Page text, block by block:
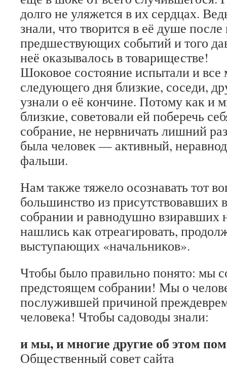
долго не уляжется в их сердцах.
знали, что творится в её душе после
предшествующих событий и того
неё оказывалось в товариществе!
Шоковое состояние испытали и все
следующего дня близкие, соседи,
узнали о её кончине. Потому как и
близкие, советовали ей поберечь
собрание, не нервничать лишний
была человек — активный,
фальши.
Нам также тяжело осознавать тот
большинство из присутствовавших
собрании и равнодушно взиравших
нашлись как отреагировать,
выступающих «начальников».
Чтобы было правильно понято: мы
предстоящем собрании! Мы о
послужившей причиной
человека! Чтобы садоводы знали:
и мы, и многие другие об этом
Общественный совет сайта